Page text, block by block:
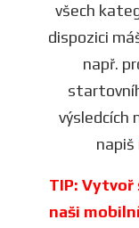
všech
dispozici
např.
výsledcích
napiš
TIP: Vytvoř
naši